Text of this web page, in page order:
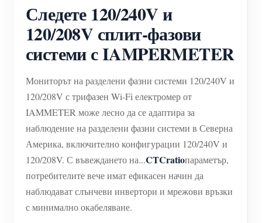
Следете 120/240V и
120/208V сплит-фазови
системи с IAMPERMETER
Мониторът на разделени фазни системи 120/240V и
120/208V с трифазен Wi-Fi електромер от
IAMMETER може лесно да се адаптира за
наблюдение на разделени фазни системи в Северна
Америка, включително конфигурации 120/240V и
120/208V. С въвеждането на...CTCratioпараметър,
потребителите вече имат ефикасен начин да
наблюдават слънчеви инвертори и мрежови връзки
с минимално окабеляване.